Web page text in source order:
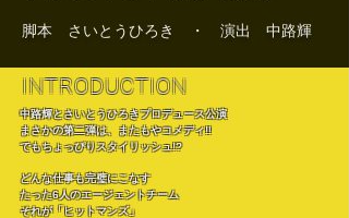
脚本 さいとうひろき ・ 演出 中路輝
INTRODUCTION
中路輝とさいとうひろきプロデュース公演
まさかの第二弾は、またもやコメディ‼️
でもちょっぴりスタイリッシュ!?
どんな仕事も完璧にこなす
たった6人のエージェントチーム
それが「ヒットマンズ」